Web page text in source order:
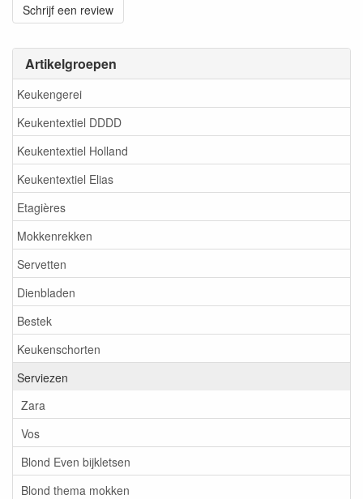
Artikelgroepen
Keukengerei
Keukentextiel DDDD
Keukentextiel Holland
Keukentextiel Elias
Etagières
Mokkenrekken
Servetten
Dienbladen
Bestek
Keukenschorten
Serviezen
Zara
Vos
Blond Even bijkletsen
Blond thema mokken
Schrijf een review